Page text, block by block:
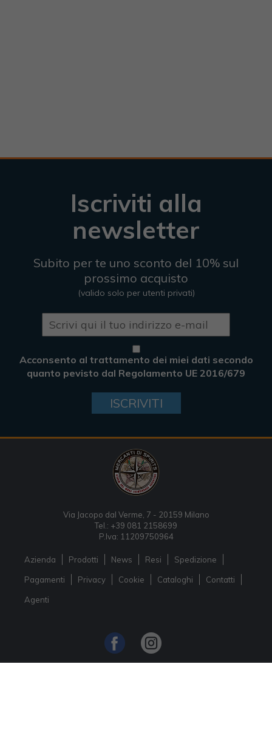
Iscriviti alla
newsletter
Subito per te uno sconto del 10% sul
prossimo acquisto
(valido solo per utenti privati)
Acconsento al trattamento dei miei dati secondo
quanto pevisto dal Regolamento UE 2016/679
ISCRIVITI
Via Jacopo dal Verme, 7 - 20159 Milano
Tel.: +39 081 2158699
P.Iva: 11209750964
Azienda Prodotti News Resi Spedizione
Pagamenti Privacy Cookie Cataloghi Contatti
Agenti